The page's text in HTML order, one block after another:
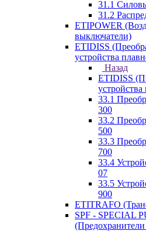
31.1
31.2
ETIPOWER
выключатели)
ETIDISS
устройства
Назад
ETIDISS
33.1
300
33.2
500
33.3
700
33.4
07
33.5
900
ETITRAFO
SPF - SPECIAL
(Предохранители